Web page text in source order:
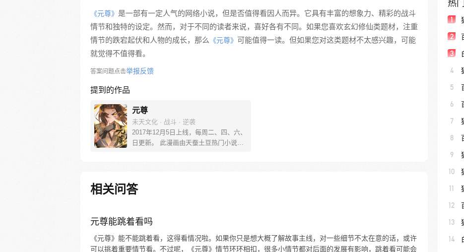
《元尊》 是一部有一定人气的网络小说，但是否值得看因人而异。它具有丰富的想象力、精彩的战斗
情节和独特的设定。然而，对于不同的读者来说，喜好各有不同。如果您喜欢玄幻修仙类题材，注重
情节的跌宕起伏和人物的成长，那么 《元尊》 可能值得一读。但如果您对这类题材不太感兴趣，可能
就觉得不值得看。
答案问题点击举报反馈
提到的作品
元尊
未天文化 · 战斗 · 逆袭
2017年12月5日上线，每周二、四、六、
日更新。 此漫画由天蚕土豆热门小说
起？！
相关问答
元尊能跳着看吗
《元尊》能不能跳着看，这得看情况啦。如果你只是想大概了解故事主线，对一些细节不太在意的话，或许
可以挑着重要情节看。不过呢，《元尊》情节环环相扣，很多小情节都对后面的发展有影响，跳着看可能会
热
1
2
3
4
5
6
7
8
9
10
11
12
13
14